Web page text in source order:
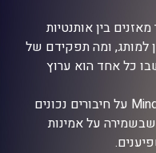
בין אותנטיות
למותג, ומה תפקידם של
כל אחד הוא ערוץ
ליאת סיפרה על תהליכי העבודה ב־Mind על חיבורים נכונים
על אמינות